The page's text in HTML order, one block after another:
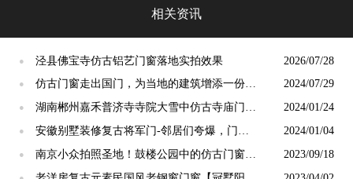
相关资讯
● 泾县佛宝寺仿古铝艺门窗落地实拍效果 2026/07/28
●
仿古门窗走出国门，为当地的建筑增添一份独
特的东方韵味【冠墅阳光】
2024/07/29
●
湖南郴州嘉禾普济寺寺院大雪中仿古寺庙门窗
安装完工[冠墅阳光]
2024/01/24
●
安徽别墅装修复古将军门-邻居们夸爆，门面
一下子大不同！【冠墅阳光】
2024/01/04
●
南京小众拍照圣地！鼓楼公园中的仿古门窗，
2023/09/18